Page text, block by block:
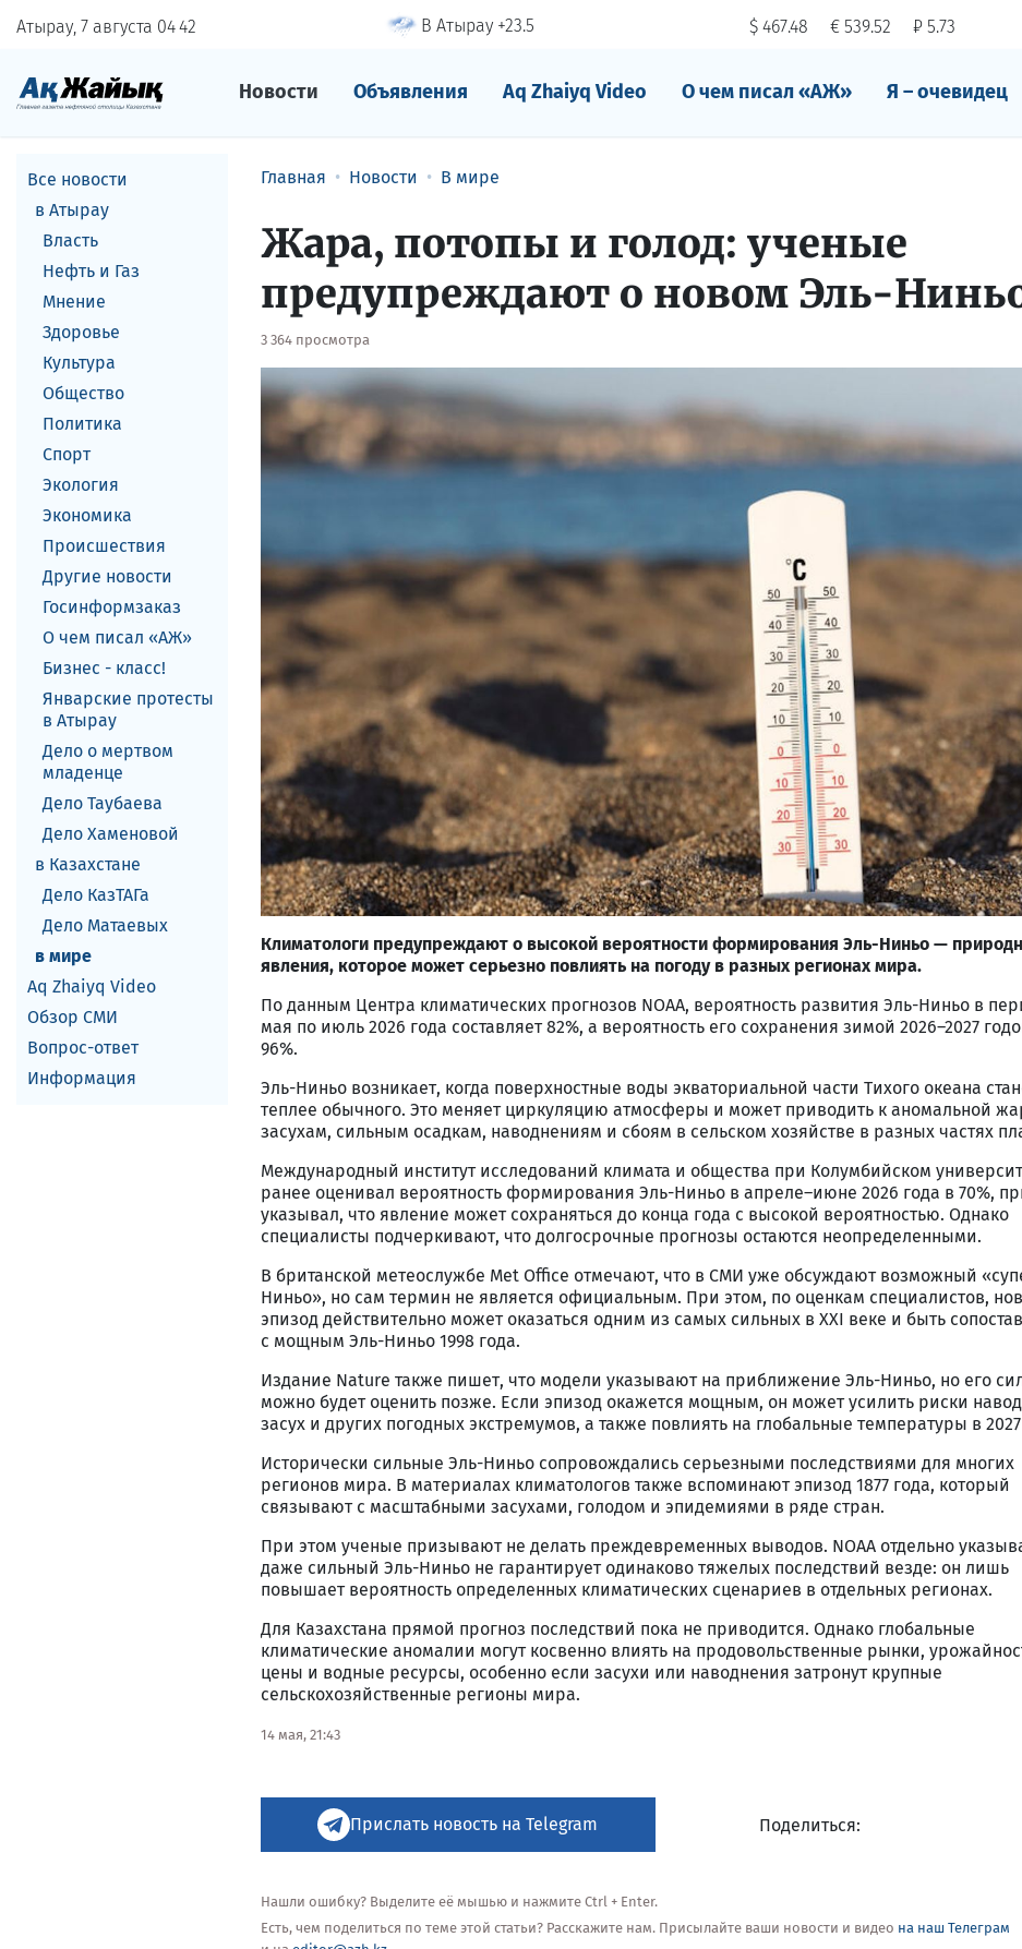
Атырау, 7 августа 0442 В Атырау +23.5 $ 467.48 € 539.52 ₽ 5.73
Новости Объявления Aq Zhaiyq Video О чем писал «АЖ» Я – очевидец
Все новости
в Атырау
Власть
Нефть и Газ
Мнение
Здоровье
Культура
Общество
Политика
Спорт
Экология
Экономика
Происшествия
Другие новости
Госинформзаказ
О чем писал «АЖ»
Бизнес - класс!
Январские протесты
в Атырау
Дело о мертвом
младенце
Дело Таубаева
Дело Хаменовой
в Казахстане
Дело КазТАГа
Дело Матаевых
в мире
Aq Zhaiyq Video
Обзор СМИ
Вопрос-ответ
Информация
Главная Новости В мире
Жара, потопы и голод: ученые
предупреждают о новом Эль-
3 364 просмотра
Климатологи предупреждают о высокой вероятности формирования Эль-Ниньо —
явления, которое может серьезно повлиять на погоду в разных регионах мира.
По данным Центра климатических прогнозов NOAA, вероятность развития Эль-Ниньо в
мая по июль 2026 года составляет 82%, а вероятность его сохранения зимой 2026–2027
96%.
Эль-Ниньо возникает, когда поверхностные воды экваториальной части Тихого океана
теплее обычного. Это меняет циркуляцию атмосферы и может приводить к аномальной
засухам, сильным осадкам, наводнениям и сбоям в сельском хозяйстве в разных частях
Международный институт исследований климата и общества при Колумбийском
ранее оценивал вероятность формирования Эль-Ниньо в апреле–июне 2026 года в 70%,
указывал, что явление может сохраняться до конца года с высокой вероятностью. Однако
специалисты подчеркивают, что долгосрочные прогнозы остаются неопределенными.
В британской метеослужбе Met Office отмечают, что в СМИ уже обсуждают возможный
Ниньо», но сам термин не является официальным. При этом, по оценкам специалистов,
эпизод действительно может оказаться одним из самых сильных в XXI веке и быть
с мощным Эль-Ниньо 1998 года.
Издание Nature также пишет, что модели указывают на приближение Эль-Ниньо, но его
можно будет оценить позже. Если эпизод окажется мощным, он может усилить риски
засух и других погодных экстремумов, а также повлиять на глобальные температуры в 2027
Исторически сильные Эль-Ниньо сопровождались серьезными последствиями для многих
регионов мира. В материалах климатологов также вспоминают эпизод 1877 года, который
связывают с масштабными засухами, голодом и эпидемиями в ряде стран.
При этом ученые призывают не делать преждевременных выводов. NOAA отдельно
даже сильный Эль-Ниньо не гарантирует одинаково тяжелых последствий везде: он лишь
повышает вероятность определенных климатических сценариев в отдельных регионах.
Для Казахстана прямой прогноз последствий пока не приводится. Однако глобальные
климатические аномалии могут косвенно влиять на продовольственные рынки,
цены и водные ресурсы, особенно если засухи или наводнения затронут крупные
сельскохозяйственные регионы мира.
14 мая, 21:43
Прислать новость на Telegram Поделиться:
Нашли ошибку? Выделите её мышью и нажмите Ctrl + Enter.
Есть, чем поделиться по теме этой статьи? Расскажите нам. Присылайте ваши новости и видео на наш Телеграм